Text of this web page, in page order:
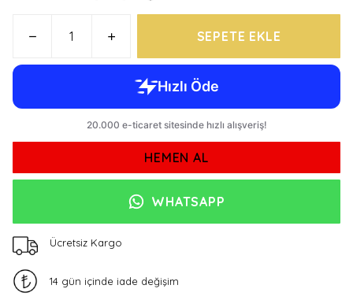
SEPETE EKLE
HEMEN AL
WHATSAPP
Ücretsiz Kargo
14 gün içinde iade değişim